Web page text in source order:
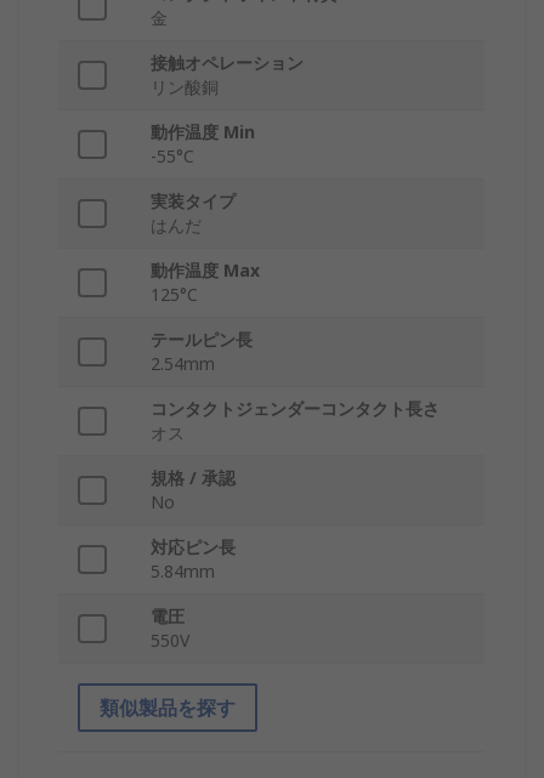
金
接触オペレーション
リン酸銅
動作温度 Min
-55°C
実装タイプ
はんだ
動作温度 Max
125°C
テールピン長
2.54mm
コンタクトジェンダーコンタクト長さ
オス
規格 / 承認
No
対応ピン長
5.84mm
電圧
550V
類似製品を探す